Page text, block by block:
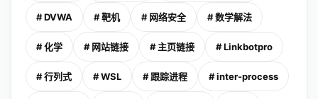
# DVWA # 靶机 # 网络安全 # 数学解法
# 化学 # 网站链接 # 主页链接 # Linkbotpro
# 行列式 # WSL # 跟踪进程 # inter-process